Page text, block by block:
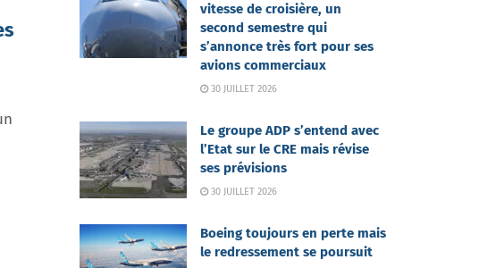
vitesse de croisière, un
second semestre qui
s’annonce très fort pour ses
avions commerciaux
30 JUILLET 2026
Le groupe ADP s’entend avec
l’Etat sur le CRE mais révise
ses prévisions
30 JUILLET 2026
Boeing toujours en perte mais
le redressement se poursuit